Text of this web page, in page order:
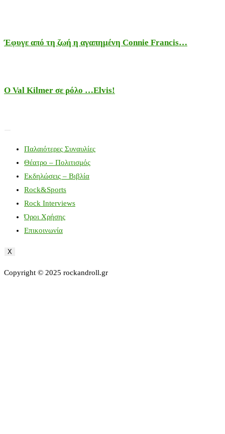
Έφυγε από τη ζωή η αγαπημένη Connie Francis…
Ο Val Kilmer σε ρόλο …Elvis!
Παλαιότερες Συναυλίες
Θέατρο – Πολιτισμός
Εκδηλώσεις – Βιβλία
Rock&Sports
Rock Interviews
Όροι Χρήσης
Επικοινωνία
X
Copyright © 2025 rockandroll.gr